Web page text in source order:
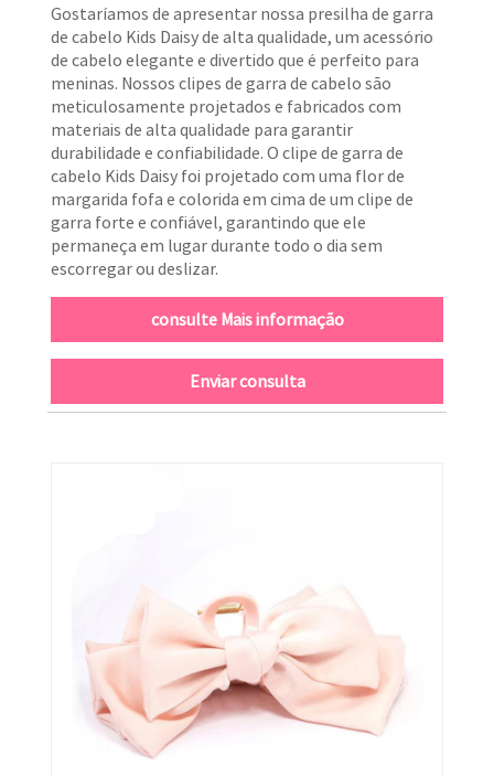
Gostaríamos de apresentar nossa presilha de garra
de cabelo Kids Daisy de alta qualidade, um acessório
de cabelo elegante e divertido que é perfeito para
meninas. Nossos clipes de garra de cabelo são
meticulosamente projetados e fabricados com
materiais de alta qualidade para garantir
durabilidade e confiabilidade. O clipe de garra de
cabelo Kids Daisy foi projetado com uma flor de
margarida fofa e colorida em cima de um clipe de
garra forte e confiável, garantindo que ele
permaneça em lugar durante todo o dia sem
escorregar ou deslizar.
consulte Mais informação
Enviar consulta